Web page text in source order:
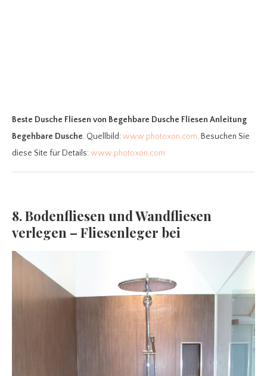
Beste Dusche Fliesen von Begehbare Dusche Fliesen Anleitung
Begehbare Dusche. Quellbild:www.photoxon.com. Besuchen Sie
diese Site für Details:www.photoxon.com
8. Bodenfliesen und Wandfliesen
verlegen – Fliesenleger bei